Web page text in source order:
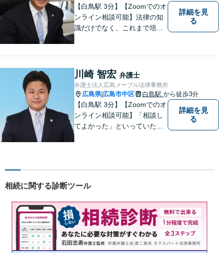
い。
【白鳥駅 3分】【Zoomでのオ
ンライン相談可能】法律の知
識だけでなく、これまで培っ
ってまいります。 ぜひご相談
ください。
詳細を見
る
川崎 智宏 弁護士
弁護士法人広島メープル法律事務所
広島県| 広島市中区 白島駅 から徒歩3分
【白鳥駅 3分】【Zoomでのオ
ンライン相談可能】「相談し
てよかった」といっていただ
スペースのご用意が可能で
にお申し付けください。
詳細を見
る
相続に関する診断ツール